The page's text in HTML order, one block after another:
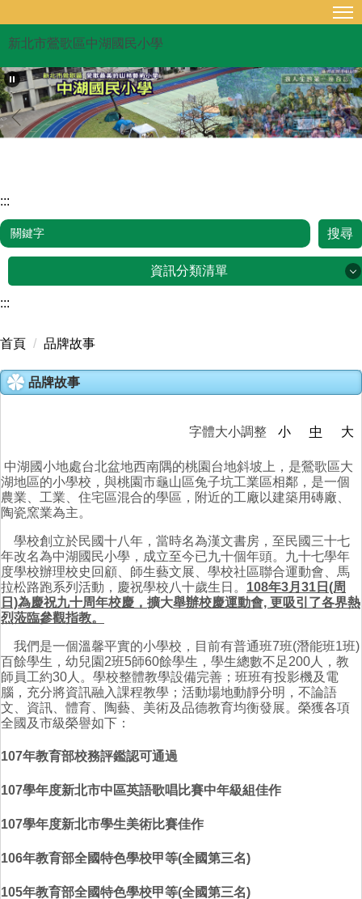
主
要
內
容
區
新北市鶯歌區中湖國民小學
:::
搜尋
資訊分類清單
行政單位
家長會
榮耀e中湖
招生與轉學
親師生專區
成果專區
活動相簿
:::
首頁 品牌故事
品牌故事
字體大小調整 小 中 大
中湖國小地處台北盆地西南隅的桃園台地斜坡上，是鶯歌區大
湖地區的小學校，與桃園市龜山區兔子坑工業區相鄰，是一個
農業、工業、住宅區混合的學區，附近的工廠以建築用磚廠、
陶瓷窯業為主。
學校創立於民國十八年，當時名為漢文書房，至民國三十七
年改名為中湖國民小學，成立至今已九十個年頭。九十七學年
度學校辦理校史回顧、師生藝文展、學校社區聯合運動會、馬
拉松路跑系列活動，慶祝學校八十歲生日。 108年3月31日(周
日)為慶祝九十周年校慶， 擴大舉辦校慶運動會, 更吸引了各界熱
烈蒞臨參觀指教。
我們是一個溫馨平實的小學校，目前有普通班7班(潛能班1班)
百餘學生，幼兒園2班5師60餘學生，學生總數不足200人，教
師員工約30人。學校整體教學設備完善；班班有投影機及電
腦，充分將資訊融入課程教學；活動場地動靜分明，不論語
文、資訊、體育、陶藝、美術及品德教育均衡發展。榮獲各項
全國及市級榮譽如下：
107年教育部校務評鑑認可通過
107學年度新北市中區英語歌唱比賽中年級組佳作
107學年度新北市學生美術比賽佳作
106年教育部全國特色學校甲等(全國第三名)
105年教育部全國特色學校甲等(全國第三名)